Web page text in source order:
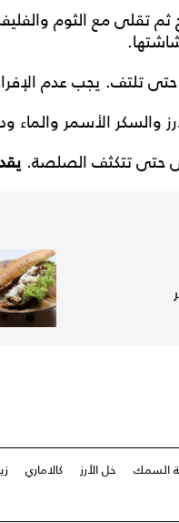
تقلى مع الثوم
تلتف. يجب عدم
الأسمر والماء
حتى تتكثف الصلصة.
السمك خل الأرز كالاماري